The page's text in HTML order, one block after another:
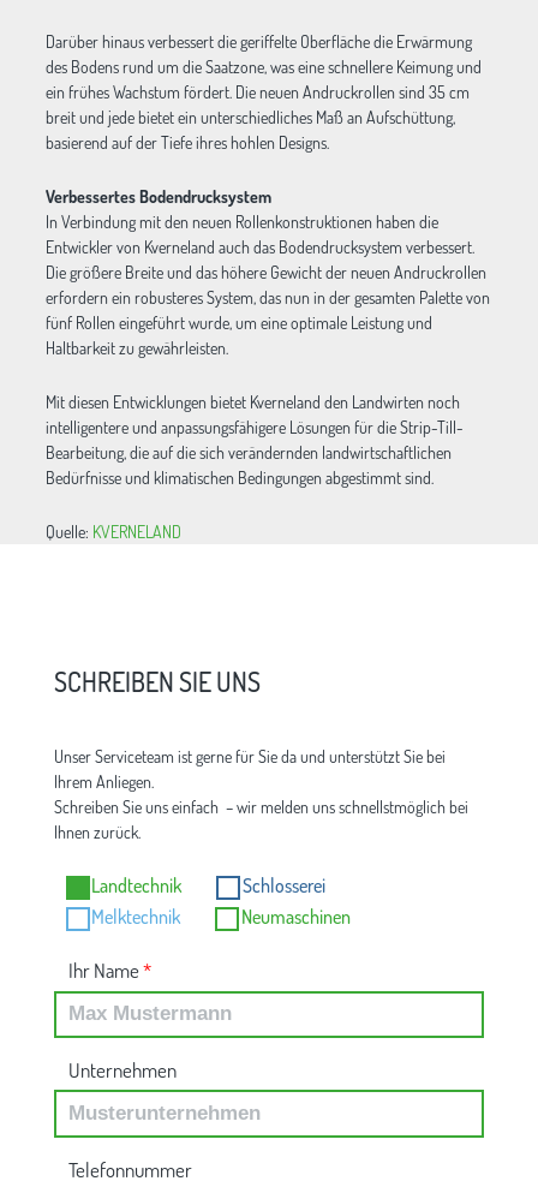
Darüber hinaus verbessert die geriffelte Oberfläche die Erwärmung
des Bodens rund um die Saatzone, was eine schnellere Keimung und
ein frühes Wachstum fördert. Die neuen Andruckrollen sind 35 cm
breit und jede bietet ein unterschiedliches Maß an Aufschüttung,
basierend auf der Tiefe ihres hohlen Designs.
Verbessertes Bodendrucksystem
In Verbindung mit den neuen Rollenkonstruktionen haben die
Entwickler von Kverneland auch das Bodendrucksystem verbessert.
Die größere Breite und das höhere Gewicht der neuen Andruckrollen
erfordern ein robusteres System, das nun in der gesamten Palette von
fünf Rollen eingeführt wurde, um eine optimale Leistung und
Haltbarkeit zu gewährleisten.
Mit diesen Entwicklungen bietet Kverneland den Landwirten noch
intelligentere und anpassungsfähigere Lösungen für die Strip-Till-
Bearbeitung, die auf die sich verändernden landwirtschaftlichen
Bedürfnisse und klimatischen Bedingungen abgestimmt sind.
Quelle: KVERNELAND
SCHREIBEN SIE UNS
Unser Serviceteam ist gerne für Sie da und unterstützt Sie bei
Ihrem Anliegen.
Schreiben Sie uns einfach – wir melden uns schnellstmöglich bei
Ihnen zurück.
Landtechnik
Schlosserei
Melktechnik
Neumaschinen
Ihr Name*
Unternehmen
Telefonnummer